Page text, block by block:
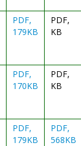
PDF,
179KB
PDF,
KB
PDF,
170KB
PDF,
KB
PDF,
179KB
PDF,
568KB